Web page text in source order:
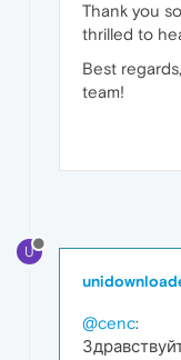
Thank you
thrilled to
Best
team!
U
@cenc: